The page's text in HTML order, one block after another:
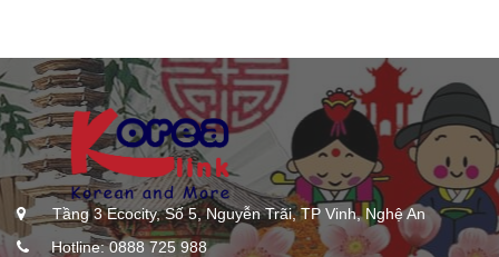
Tầng 3 Ecocity, Số 5, Nguyễn Trãi, TP Vinh, Nghệ An
Hotline: 0888 725 988